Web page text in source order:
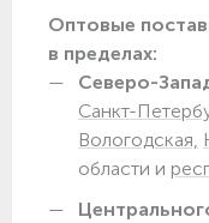
Оптовые
в пределах:
Северо-
Санкт-
Вологодская,
области и